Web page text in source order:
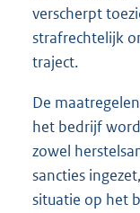
verscherpt
strafrechtelijk
traject.
De
het bedrijf
zowel
sancties
situatie op het